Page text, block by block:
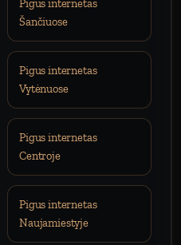
Pigus internetas
Šančiuose
Pigus internetas
Vytėnuose
Pigus internetas
Centroje
Pigus internetas
Naujamiestyje